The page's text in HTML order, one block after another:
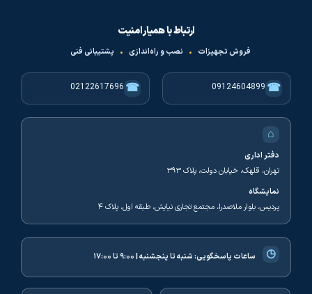
ارتباط با همیار امنیت
فروش تجهیزات • نصب و راه‌اندازی • پشتیبانی فنی
☎
09124604899
☎
02122617696
⌂
دفتر اداری
تهران، قلهک، خیابان دولت، پلاک ۳۹۳
نمایشگاه
پردیس، بلوار ملاصدرا، مجتمع تجاری نیایش، طبقه اول، پلاک ۴
◷ ساعات پاسخگویی:شنبه تا پنجشنبه | ۹:۰۰ تا ۱۷:۰۰